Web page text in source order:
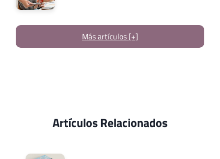
Más artículos [+]
Artículos Relacionados